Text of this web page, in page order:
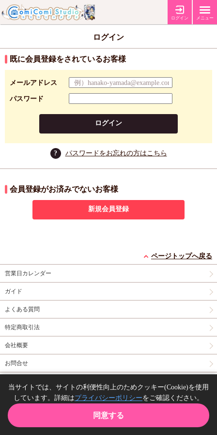
ログイン メニュー
ログイン
既に会員登録をされているお客様
メールアドレス
パスワード
ログイン
? パスワードをお忘れの方はこちら
会員登録がお済みでないお客様
新規会員登録
ページトップへ戻る
営業日カレンダー
ガイド
よくある質問
特定商取引法
会社概要
お問合せ
Copyright(C) comicomi studio. All right reserved.
当サイトでは、サイトの利便性向上のためクッキー(Cookie)を使用
しています。詳細はプライバシーポリシーをご確認ください。
同意する